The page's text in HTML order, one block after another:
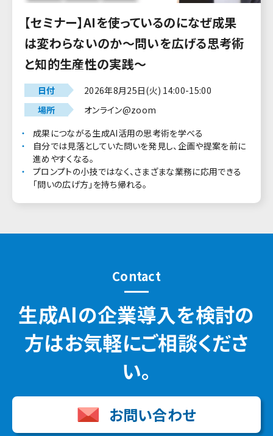
【セミナー】AIを使っているのになぜ成果
は変わらないのか～問いを広げる思考術
と知的生産性の実践～
日付
2026年8月25日(火) 14:00-15:00
場所
オンライン@zoom
成果につながる生成AI活用の思考術を学べる
自分では見落としていた問いを発見し、企画や提案を前に
進めやすくなる。
プロンプトの小技ではなく、さまざまな業務に応用できる
「問いの広げ方」を持ち帰れる。
Contact
生成AIの企業導入を検討の
方はお気軽にご相談くださ
い。
お問い合わせ